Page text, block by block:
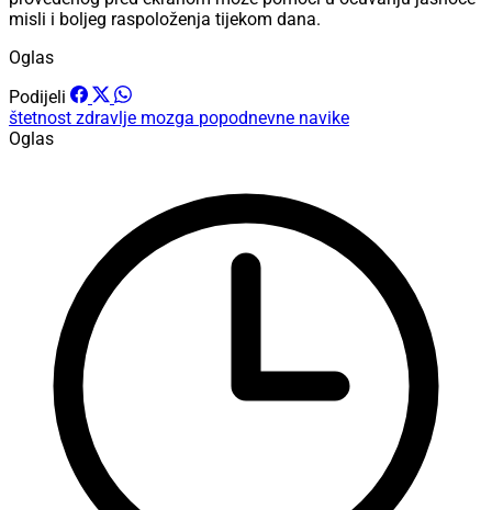
misli i boljeg raspoloženja tijekom dana.
Oglas
Podijeli
štetnost zdravlje mozga popodnevne navike
Oglas